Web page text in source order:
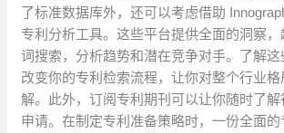
了标准数据库外，还可以考虑借助
专利分析工具。这些平台提供全面的洞察
词搜索，分析趋势和潜在竞争对手。了解
改变你的专利检索流程，让你对整个行业格
解。此外，订阅专利期刊可以让你随时了
申请。在制定专利准备策略时，一份全面